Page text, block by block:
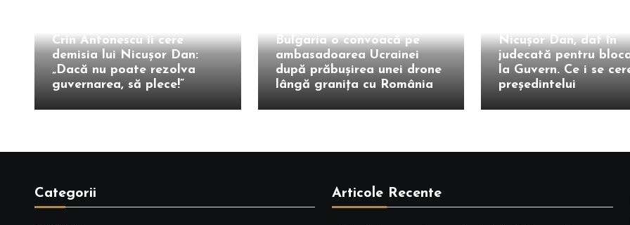
Crin Antonescu îi cere
demisia lui Nicușor Dan:
„Dacă nu poate rezolva
guvernarea, să plece!”
Bulgaria o convoacă pe
ambasadoarea Ucrainei
după prăbușirea unei drone
lângă granița cu România
Nicușor Dan, dat în
judecată pentru
la Guvern. Ce i se
președintelui
Categorii Articole Recente